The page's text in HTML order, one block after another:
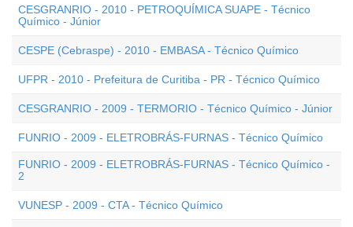
CESGRANRIO - 2010 - PETROQUÍMICA SUAPE - Técnico
Químico - Júnior
CESPE (Cebraspe) - 2010 - EMBASA - Técnico Químico
UFPR - 2010 - Prefeitura de Curitiba - PR - Técnico Químico
CESGRANRIO - 2009 - TERMORIO - Técnico Químico - Júnior
FUNRIO - 2009 - ELETROBRÁS-FURNAS - Técnico Químico
FUNRIO - 2009 - ELETROBRÁS-FURNAS - Técnico Químico -
2
VUNESP - 2009 - CTA - Técnico Químico